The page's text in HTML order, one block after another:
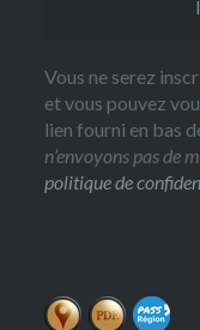
Vous ne serez
et vous pouvez
lien fourni en bas
n’envoyons pas de
politique de